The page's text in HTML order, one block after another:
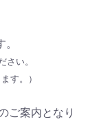
さい。
す。）
ご案内となり